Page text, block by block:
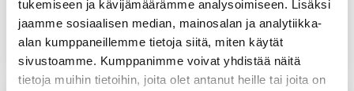
tukemiseen ja kävijämäärämme analysoimiseen. Lisäksi
jaamme sosiaalisen median, mainosalan ja analytiikka-
alan kumppaneillemme tietoja siitä, miten käytät
sivustoamme. Kumppanimme voivat yhdistää näitä
tietoja muihin tietoihin, joita olet antanut heille tai joita on
26.8.2026